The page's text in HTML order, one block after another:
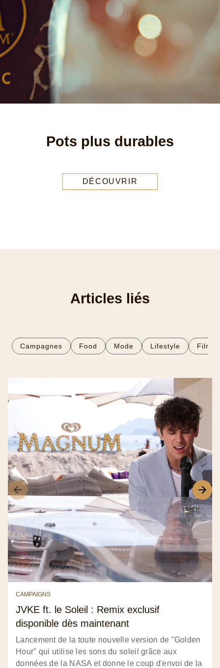
Pots plus durables
DÉCOUVRIR
Articles liés
Campagnes Food Mode Lifestyle Film
CAMPAIGNS
JVKE ft. le Soleil : Remix exclusif
disponible dès maintenant
Lancement de la toute nouvelle version de "Golden
Hour" qui utilise les sons du soleil grâce aux
données de la NASA et donne le coup d'envoi de la